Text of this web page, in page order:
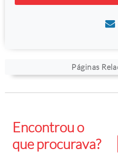
Páginas
Encontrou o
que procurava?